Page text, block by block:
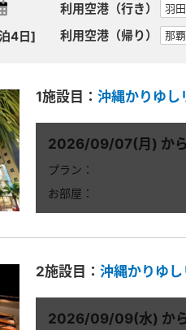
4日]
利用空港（行き）
利用空港（帰り）
1施設目： 沖縄かりゆし
2026/09/07(月) か
プラン：
お部屋：
2施設目： 沖縄かりゆし
2026/09/09(水) か